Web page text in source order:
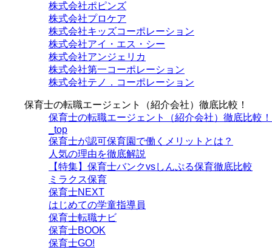
株式会社ポピンズ
株式会社プロケア
株式会社キッズコーポレーション
株式会社アイ・エス・シー
株式会社アンジェリカ
株式会社第一コーポレーション
株式会社テノ．コーポレーション
保育士の転職エージェント（紹介会社）徹底比較！
保育士の転職エージェント（紹介会社）徹底比較！
_top
保育士が認可保育園で働くメリットとは？
人気の理由を徹底解説
【特集】保育士バンクvsしんぷる保育徹底比較
ミラクス保育
保育⼠NEXT
はじめての学童指導員
保育士転職ナビ
保育士BOOK
保育士GO!